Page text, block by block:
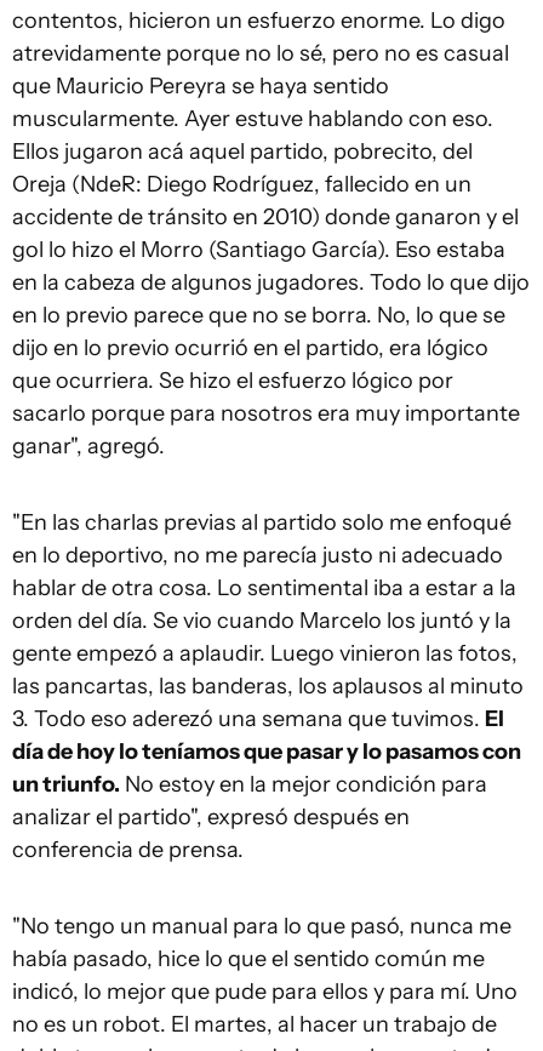
contentos, hicieron un esfuerzo enorme. Lo digo
atrevidamente porque no lo sé, pero no es casual
que Mauricio Pereyra se haya sentido
muscularmente. Ayer estuve hablando con eso.
Ellos jugaron acá aquel partido, pobrecito, del
Oreja (NdeR: Diego Rodríguez, fallecido en un
accidente de tránsito en 2010) donde ganaron y el
gol lo hizo el Morro (Santiago García). Eso estaba
en la cabeza de algunos jugadores. Todo lo que dijo
en lo previo parece que no se borra. No, lo que se
dijo en lo previo ocurrió en el partido, era lógico
que ocurriera. Se hizo el esfuerzo lógico por
sacarlo porque para nosotros era muy importante
ganar", agregó.
"En las charlas previas al partido solo me enfoqué
en lo deportivo, no me parecía justo ni adecuado
hablar de otra cosa. Lo sentimental iba a estar a la
orden del día. Se vio cuando Marcelo los juntó y la
gente empezó a aplaudir. Luego vinieron las fotos,
las pancartas, las banderas, los aplausos al minuto
3. Todo eso aderezó una semana que tuvimos. El
día de hoy lo teníamos que pasar y lo pasamos con
un triunfo. No estoy en la mejor condición para
analizar el partido", expresó después en
conferencia de prensa.
"No tengo un manual para lo que pasó, nunca me
había pasado, hice lo que el sentido común me
indicó, lo mejor que pude para ellos y para mí. Uno
no es un robot. El martes, al hacer un trabajo de